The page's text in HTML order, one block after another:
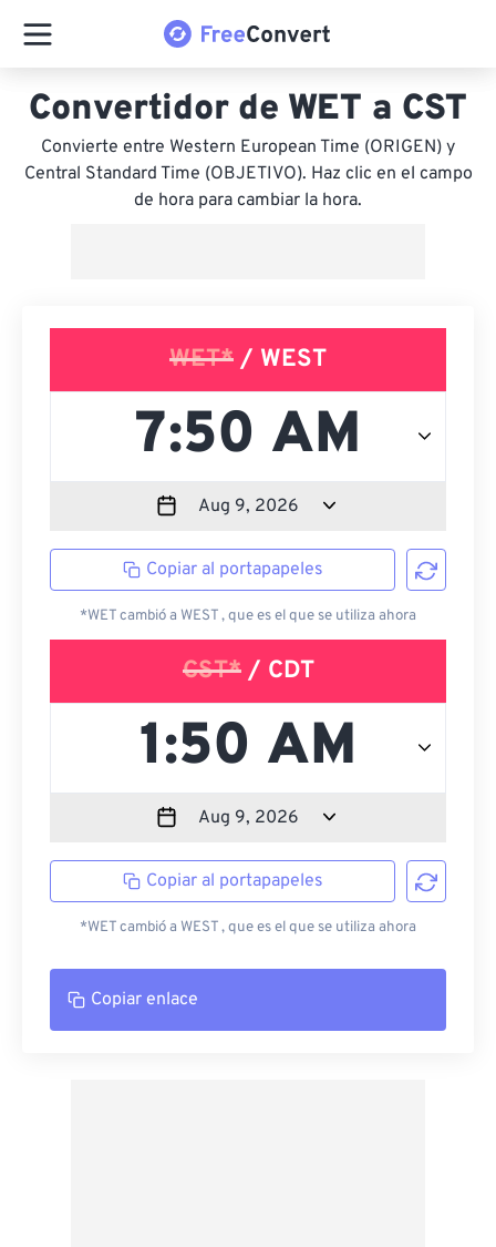
Convertidor de WET a CST
Convierte entre Western European Time (ORIGEN) y
Central Standard Time (OBJETIVO). Haz clic en el campo
de hora para cambiar la hora.
WET* / WEST
Copiar al portapapeles
*WET cambió a WEST , que es el que se utiliza ahora
CST*/ CDT
Copiar al portapapeles
*WET cambió a WEST , que es el que se utiliza ahora
Copiar enlace